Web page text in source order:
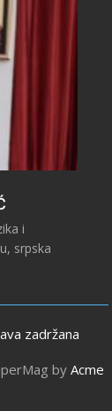
i
srpska
zadržana
by Acme